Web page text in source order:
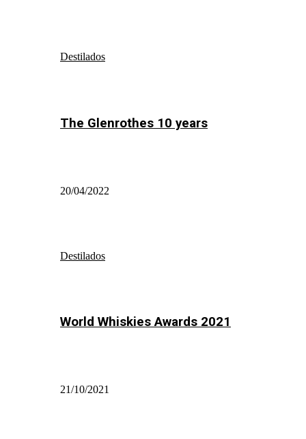
Destilados
The Glenrothes 10 years
20/04/2022
Destilados
World Whiskies Awards 2021
21/10/2021